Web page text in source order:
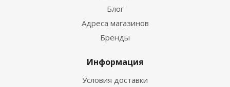
Блог
Адреса магазинов
Бренды
Информация
Условия доставки